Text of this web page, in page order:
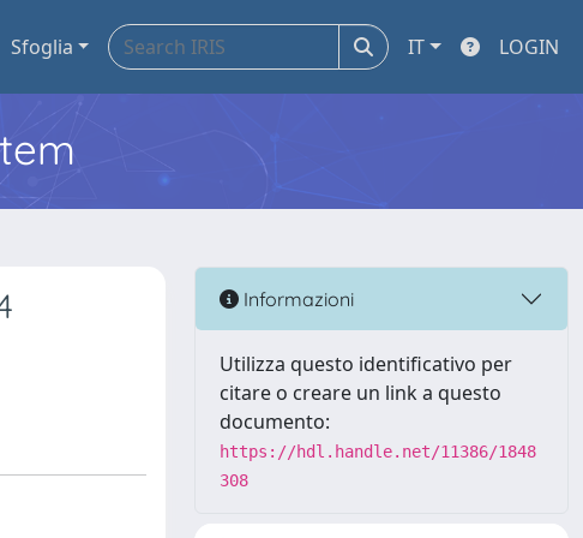
Sfoglia IT LOGIN
Informazioni
Utilizza questo identificativo per
citare o creare un link a questo
documento:
https://hdl.handle.net/11386/1848
308